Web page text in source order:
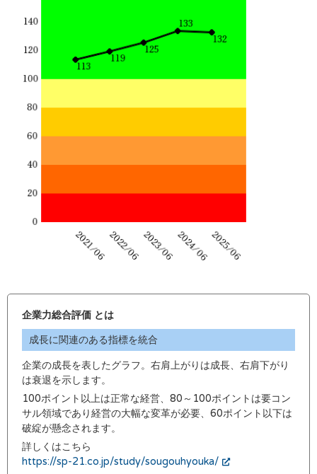
企業力総合評価 とは
成長に関連のある指標を統合
企業の成長を表したグラフ。右肩上がりは成長、右肩下がり
は衰退を示します。
100ポイント以上は正常な経営、80～100ポイントは要コン
サル領域であり経営の大幅な変革が必要、60ポイント以下は
破綻が懸念されます。
詳しくはこちら
https://sp-21.co.jp/study/sougouhyouka/